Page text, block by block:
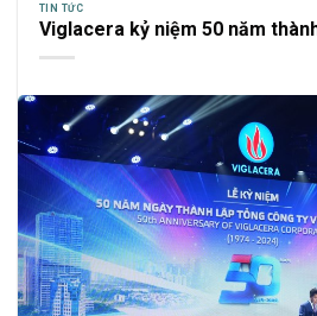
TIN TỨC
Viglacera kỷ niệm 50 năm